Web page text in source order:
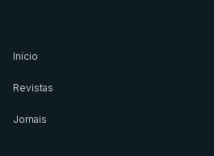
Início
Revistas
Jornais